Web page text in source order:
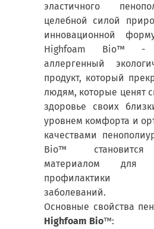
эластичного
целебной силой
инновационной
Highfoam Bio™ -
аллергенный
продукт, который
людям, которые ценят
здоровье своих
уровнем комфорта и
качествами
Bio™ становится
материалом для
профилактики
заболеваний.
Основные свойства
Highfoam Bio™: